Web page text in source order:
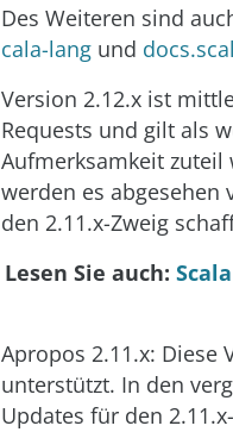
Des Weiteren sind
cala-lang und
Version 2.12.x ist
Requests und gilt als
Aufmerksamkeit zuteil
werden es abgesehen
den 2.11.x-Zweig
Lesen Sie auch:
Apropos 2.11.x: Diese
unterstützt. In den
Updates für den